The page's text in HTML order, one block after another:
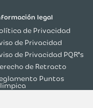
legal
de Privacidad
de Privacidad
de Privacidad PQR's
de Retracto
Puntos